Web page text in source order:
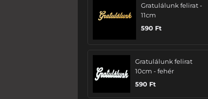
Gratulálunk felirat -
11cm
590 Ft
Gratulálunk felirat
10cm - fehér
590 Ft